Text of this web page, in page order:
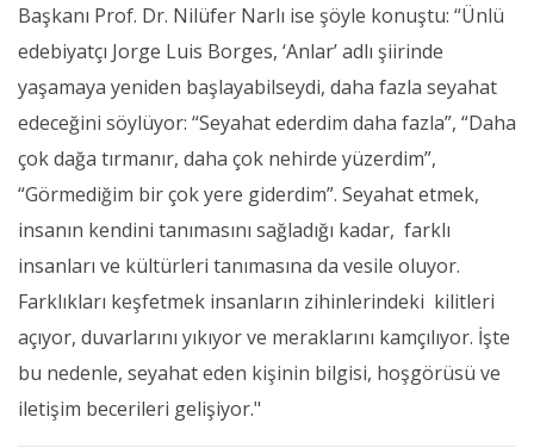
Başkanı Prof. Dr. Nilüfer Narlı ise şöyle konuştu: “Ünlü
edebiyatçı Jorge Luis Borges, ‘Anlar’ adlı şiirinde
yaşamaya yeniden başlayabilseydi, daha fazla seyahat
edeceğini söylüyor: “Seyahat ederdim daha fazla”, “Daha
çok dağa tırmanır, daha çok nehirde yüzerdim”,
“Görmediğim bir çok yere giderdim”. Seyahat etmek,
insanın kendini tanımasını sağladığı kadar, farklı
insanları ve kültürleri tanımasına da vesile oluyor.
Farklıkları keşfetmek insanların zihinlerindeki kilitleri
açıyor, duvarlarını yıkıyor ve meraklarını kamçılıyor. İşte
bu nedenle, seyahat eden kişinin bilgisi, hoşgörüsü ve
iletişim becerileri gelişiyor."